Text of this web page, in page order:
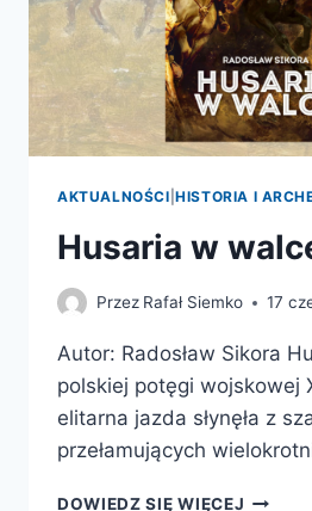
AKTUALNOŚCI |HISTORIA I
Husaria w
Przez Rafał Siemko 17
Autor: Radosław Sikora
polskiej potęgi wojskowej
elitarna jazda słynęła z
przełamujących
DOWIEDZ SIĘ WIĘCEJ